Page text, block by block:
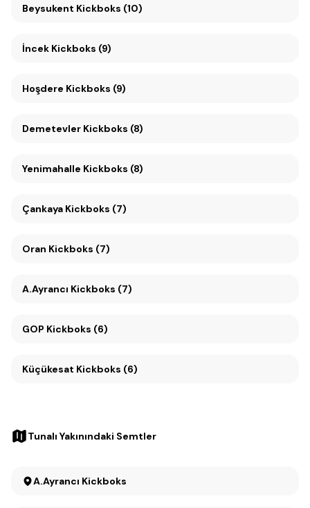
Beysukent Kickboks (10)
İncek Kickboks (9)
Hoşdere Kickboks (9)
Demetevler Kickboks (8)
Yenimahalle Kickboks (8)
Çankaya Kickboks (7)
Oran Kickboks (7)
A.Ayrancı Kickboks (7)
GOP Kickboks (6)
Küçükesat Kickboks (6)
Tunalı Yakınındaki Semtler
A.Ayrancı Kickboks